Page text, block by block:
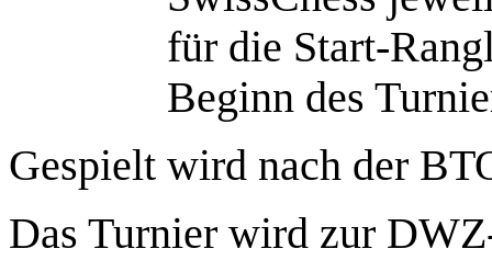
für die Start-
Beginn des
Gespielt wird nach der
Das Turnier wird zur